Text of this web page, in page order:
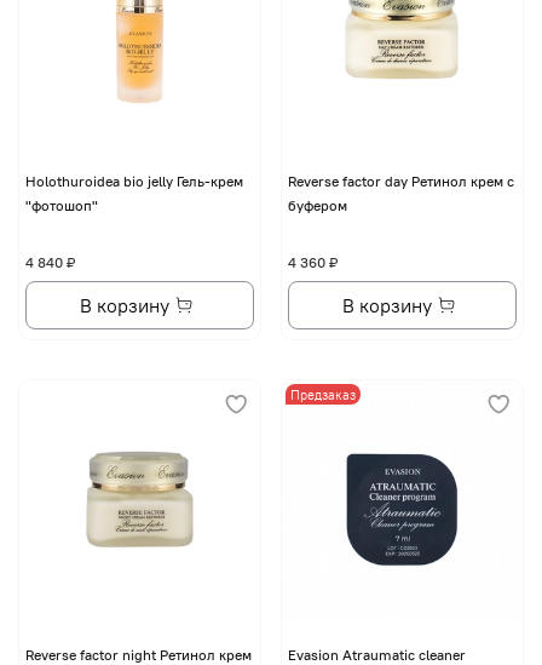
Holothuroidea bio jelly Гель-крем
"фотошоп"
4 840 ₽
В корзину
Reverse factor day Ретинол крем с
буфером
4 360 ₽
В корзину
Reverse factor night Ретинол крем
Предзаказ
Evasion Atraumatic cleaner